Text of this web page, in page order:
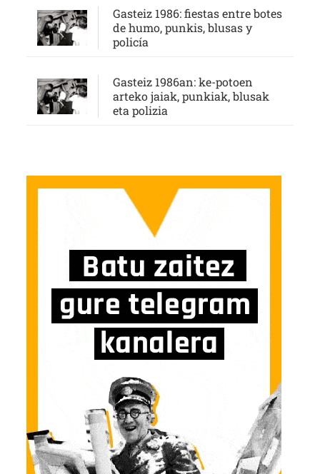
Gasteiz 1986: fiestas entre botes
de humo, punkis, blusas y
policía
Gasteiz 1986an: ke-potoen
arteko jaiak, punkiak, blusak
eta polizia